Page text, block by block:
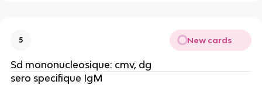
5 New cards
Sd mononucleosique: cmv, dg
sero specifique IgM